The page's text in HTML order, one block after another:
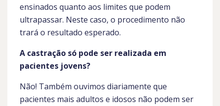
ensinados quanto aos limites que podem
ultrapassar. Neste caso, o procedimento não
trará o resultado esperado.
A castração só pode ser realizada em
pacientes jovens?
Não! Também ouvimos diariamente que
pacientes mais adultos e idosos não podem ser